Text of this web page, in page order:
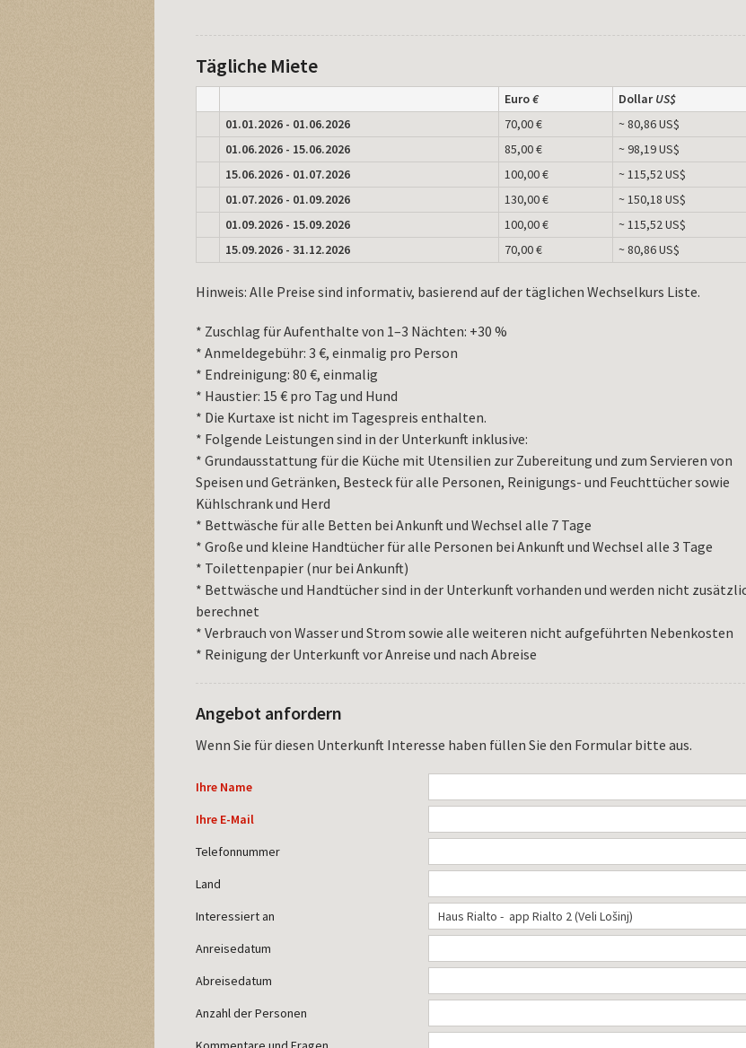
Tägliche Miete
Euro€ DollarUS$
01.01.2026 - 01.06.2026
70,00 €
~ 80,86 US$
01.06.2026 - 15.06.2026
85,00 €
~ 98,19 US$
15.06.2026 - 01.07.2026
100,00 €
~ 115,52 US$
01.07.2026 - 01.09.2026
130,00 €
~ 150,18 US$
01.09.2026 - 15.09.2026
100,00 €
~ 115,52 US$
15.09.2026 - 31.12.2026
70,00 € ~ 80,86 US$
Hinweis: Alle Preise sind informativ, basierend auf der täglichen Wechselkurs Liste.
* Zuschlag für Aufenthalte von 1–3 Nächten: +30 %
* Anmeldegebühr: 3 €, einmalig pro Person
* Endreinigung: 80 €, einmalig
* Haustier: 15 € pro Tag und Hund
* Die Kurtaxe ist nicht im Tagespreis enthalten.
* Folgende Leistungen sind in der Unterkunft inklusive:
* Grundausstattung für die Küche mit Utensilien zur Zubereitung und zum Servieren von
Speisen und Getränken, Besteck für alle Personen, Reinigungs- und Feuchttücher sowie
Kühlschrank und Herd
* Bettwäsche für alle Betten bei Ankunft und Wechsel alle 7 Tage
* Große und kleine Handtücher für alle Personen bei Ankunft und Wechsel alle 3 Tage
* Toilettenpapier (nur bei Ankunft)
* Bettwäsche und Handtücher sind in der Unterkunft vorhanden und werden nicht
berechnet
* Verbrauch von Wasser und Strom sowie alle weiteren nicht aufgeführten Nebenkosten
* Reinigung der Unterkunft vor Anreise und nach Abreise
Angebot anfordern
Wenn Sie für diesen Unterkunft Interesse haben füllen Sie den Formular bitte aus.
Ihre Name
Ihre E-Mail
Telefonnummer
Land
Interessiert an
Anreisedatum
Abreisedatum
Anzahl der Personen